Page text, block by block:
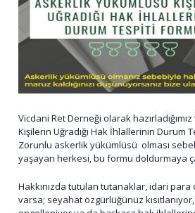
Vicdani Ret Derneği olarak
Kişilerin Uğradığı Hak İhlallerinin Durum
Zorunlu askerlik yükümlüsü olması
yaşayan herkesi, bu formu doldurmaya
Hakkınızda tutulan tutanaklar, idari para
varsa; seyahat özgürlüğünüz kısıtlanıyor,